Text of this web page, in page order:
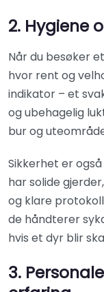
2. Hygiene
Når du besøker
hvor rent og
indikator – et
og ubehagelig
bur og
Sikkerhet er
har solide
og klare
de håndterer
hvis et dyr blir
3.